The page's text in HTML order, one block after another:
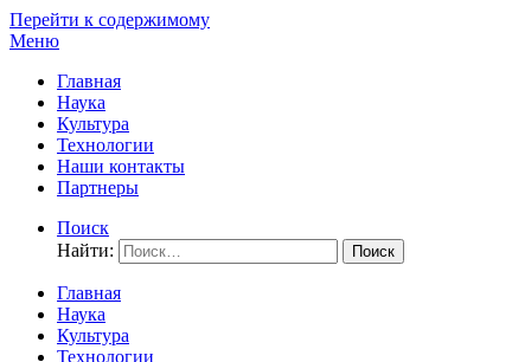
Перейти к содержимому
Меню
Главная
Наука
Культура
Технологии
Наши контакты
Партнеры
Поиск
Найти:
Главная
Наука
Культура
Технологии